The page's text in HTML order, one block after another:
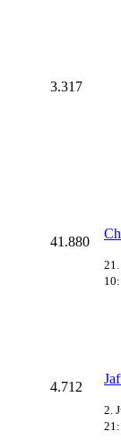
3.317
41.880
4.712
2.